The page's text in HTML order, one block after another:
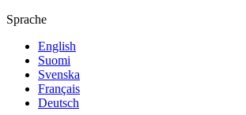
Sprache
English
Suomi
Svenska
Français
Deutsch